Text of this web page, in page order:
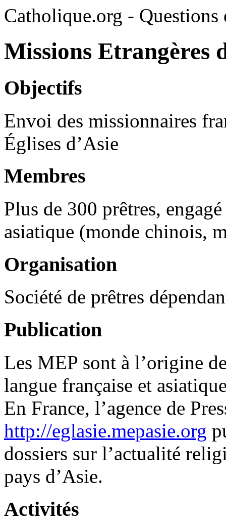
Catholique.org - Questions
Missions Etrangères
Objectifs
Envoi des missionnaires
Églises d’Asie
Membres
Plus de 300 prêtres,
asiatique (monde chinois,
Organisation
Société de prêtres
Publication
Les MEP sont à l’origine
langue française et
En France, l’agence de
http://eglasie.mepasie.org
dossiers sur l’actualité
pays d’Asie.
Activités